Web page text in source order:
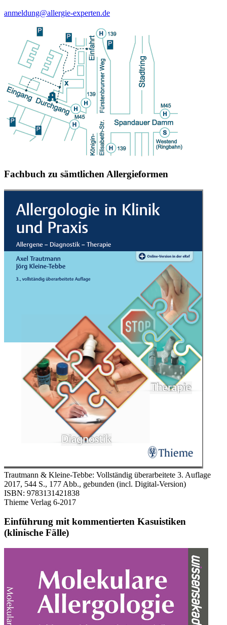
anmeldung@allergie-experten.de
Fachbuch zu sämtlichen Allergieformen
Trautmann & Kleine-Tebbe: Vollständig überarbeitete 3. Auflage
2017, 544 S., 177 Abb., gebunden (incl. Digital-Version)
ISBN: 9783131421838
Thieme Verlag 6-2017
Einführung mit kommentierten Kasuistiken
(klinische Fälle)